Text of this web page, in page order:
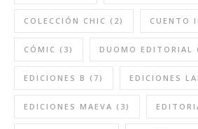
COLECCIÓN CHIC (2) CUENTO
CÓMIC (3) DUOMO EDITORIAL
EDICIONES B (7) EDICIONES
EDICIONES MAEVA (3)